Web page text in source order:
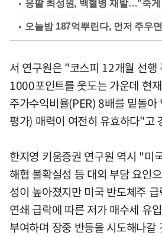
응팔 최성원, 백혈병 재발…"죽
서 연구원은 "코스피 12개월 선행
1000포인트를 웃도는 가운데 현
주가수익비율(PER) 8배를 밑돌아
평가) 매력이 여전히 유효하다"고
한지영 키움증권 연구원 역시 "미
해협 불확실성 등 대외 부담 요인
성이 높아졌지만 미국 반도체주
연쇄 급락에 따른 저가 매수세 유
부여하며 장중 반등을 시도해나갈